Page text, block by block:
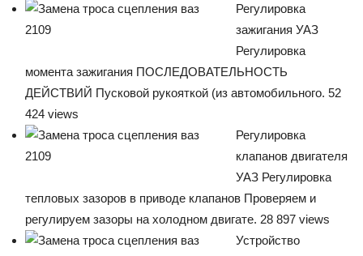
Регулировка
зажигания УАЗ
Регулировка
момента зажигания ПОСЛЕДОВАТЕЛЬНОСТЬ
ДЕЙСТВИЙ Пусковой рукояткой (из автомобильного. 52
424 views
Регулировка
клапанов двигателя
УАЗ Регулировка
тепловых зазоров в приводе клапанов Проверяем и
регулируем зазоры на холодном двигате. 28 897 views
Устройство